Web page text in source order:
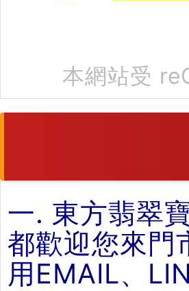
本網站受
一. 東方翡翠
都歡迎您來門
用EMAIL、